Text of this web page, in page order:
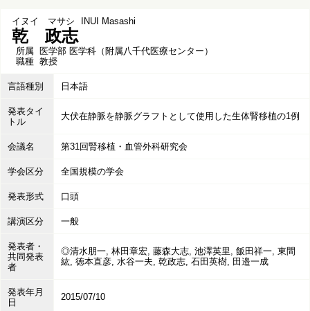
イヌイ マサシ INUI Masashi
乾 政志
所属 医学部 医学科（附属八千代医療センター）
職種 教授
言語種別 日本語
発表タイ
トル
大伏在静脈を静脈グラフトとして使用した生体腎移植の1例
会議名 第31回腎移植・血管外科研究会
学会区分 全国規模の学会
発表形式 口頭
講演区分 一般
発表者・
共同発表
者
◎清水朋一, 林田章宏, 藤森大志, 池澤英里, 飯田祥一, 東間
紘, 徳本直彦, 水谷一夫, 乾政志, 石田英樹, 田邉一成
発表年月
日
2015/07/10